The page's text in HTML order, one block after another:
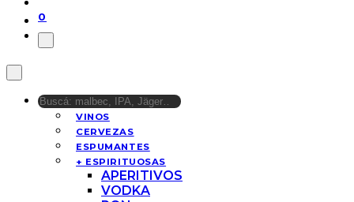
0
VINOS
CERVEZAS
ESPUMANTES
+ ESPIRITUOSAS
APERITIVOS
VODKA